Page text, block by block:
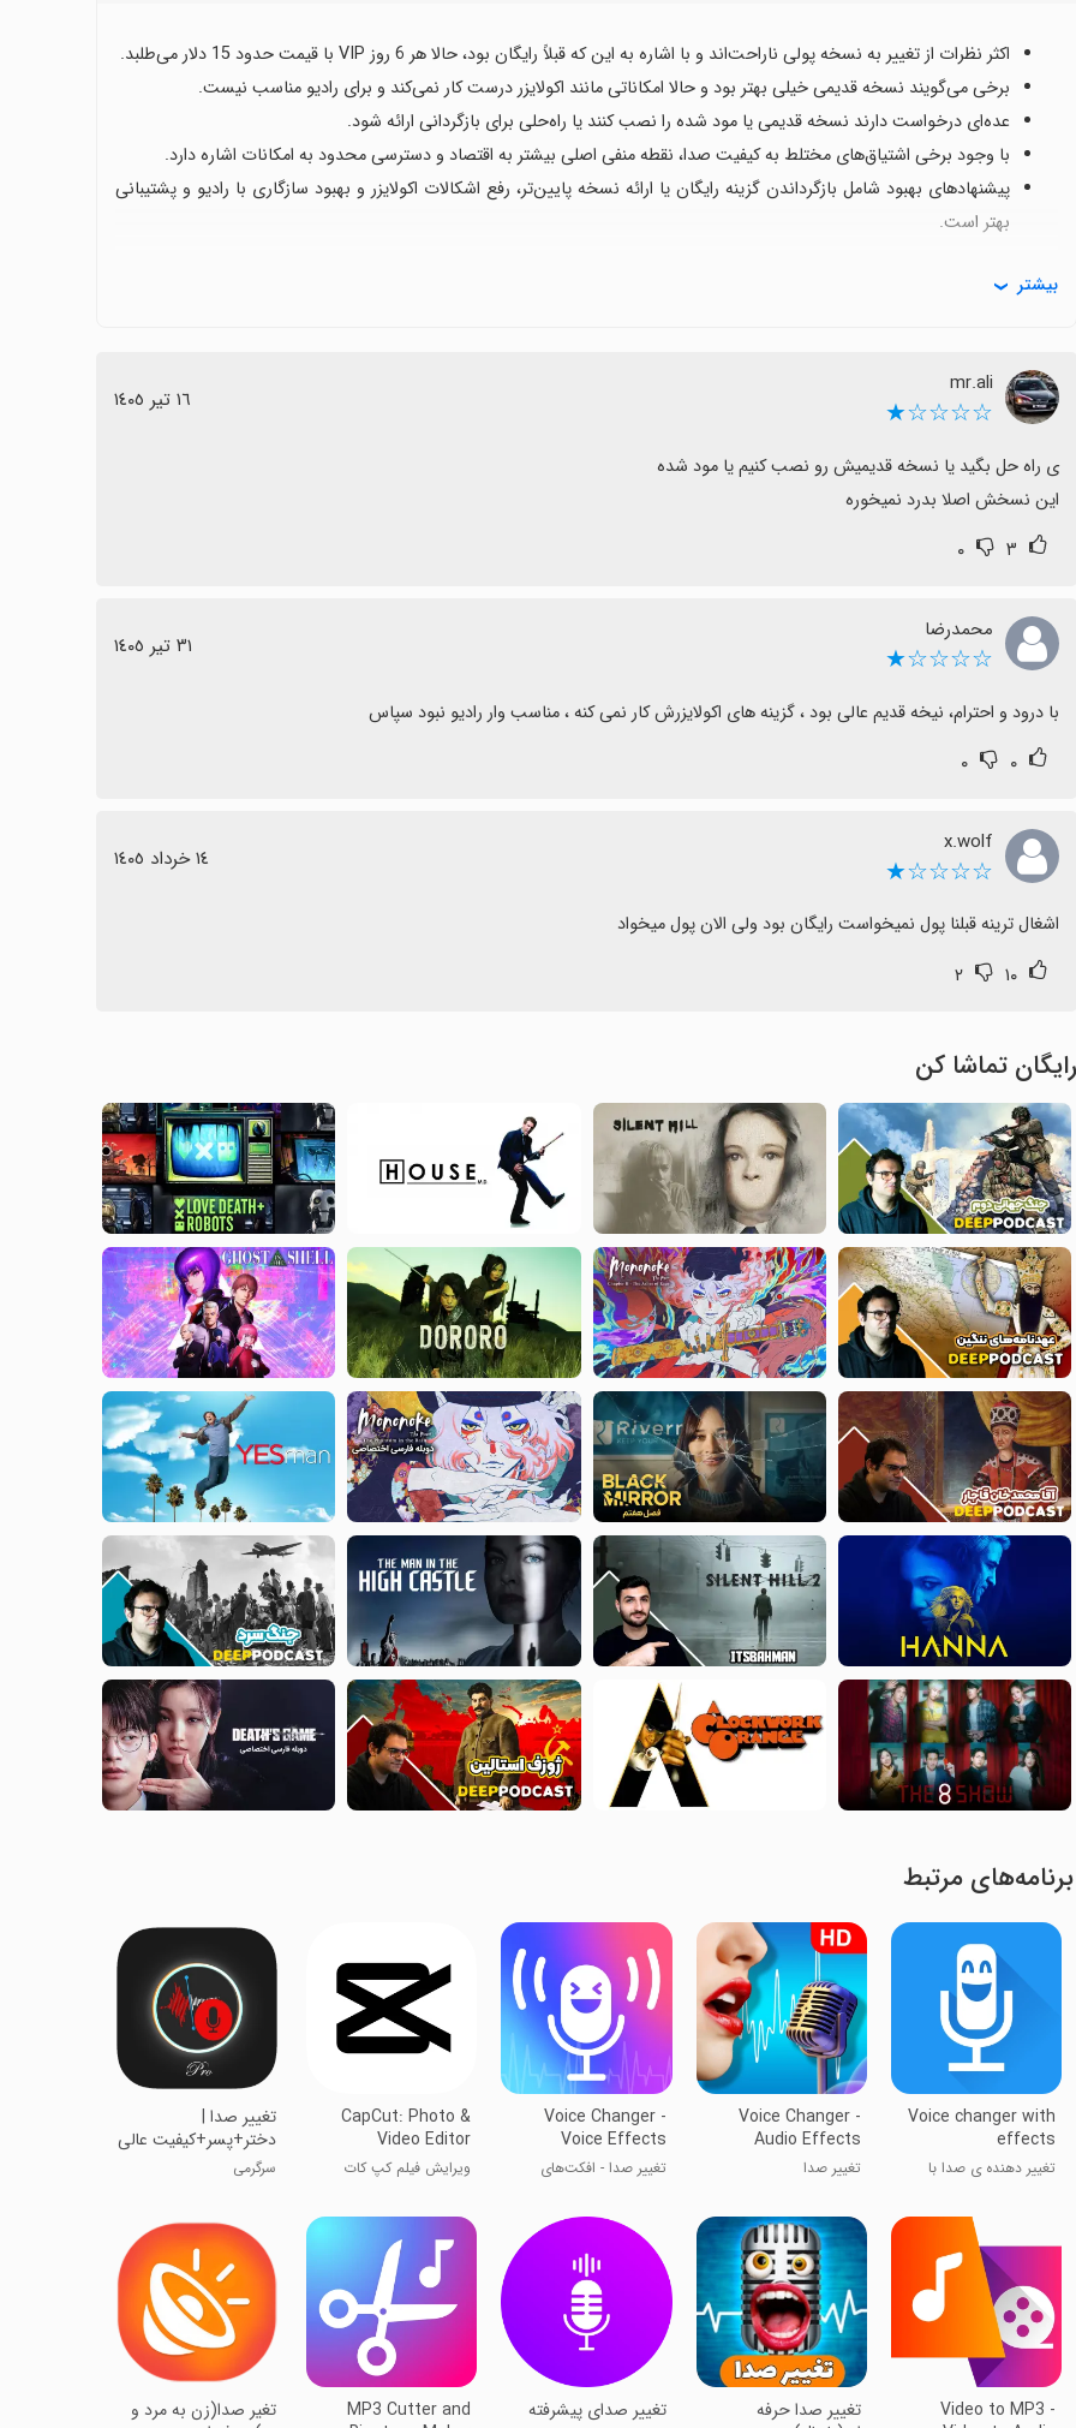
اکثر نظرات از تغییر به نسخه پولی ناراحت‌اند و با اشاره به این که قبلاً رایگان بود، حالا هر 6 روز VIP با قیمت حدود 15 دلار می‌طلبد.
برخی می‌گویند نسخه قدیمی خیلی بهتر بود و حالا امکاناتی مانند اکولایزر درست کار نمی‌کند و برای رادیو مناسب نیست.
عده‌ای درخواست دارند نسخه قدیمی یا مود شده را نصب کنند یا راه‌حلی برای بازگردانی ارائه شود.
با وجود برخی اشتیاق‌های مختلط به کیفیت صدا، نقطه منفی اصلی بیشتر به اقتصاد و دسترسی محدود به امکانات اشاره دارد.
پیشنهادهای بهبود شامل بازگرداندن گزینه رایگان یا ارائه نسخه پایین‌تر، رفع اشکالات اکولایزر و بهبود سازگاری با رادیو و پشتیبانی
بهتر است.
بیشتر
mr.ali
☆☆☆☆★ ١٦ تیر ١٤٠٥
این نسخش اصلا بدرد نمیخوره
۳ ۰
محمدرضا
☆☆☆☆★ ٣١ تیر ١٤٠٥
با درود و احترام، نیخه قدیم عالی بود ، گزینه های اکولایزرش کار نمی کنه ، مناسب وار رادیو نبود سپاس
۰ ۰
x.wolf
☆☆☆☆★ ١٤ خرداد ١٤٠٥
اشغال ترینه قبلنا پول نمیخواست رایگان بود ولی الان پول میخواد
۱۰ ۲
رایگان تماشا کن
برنامه‌های مرتبط
Voice changer with
effects
تغییر دهنده ی صدا با
Voice Changer -
Audio Effects
تغییر صدا
Voice Changer -
Voice Effects
تغییر صدا - افکت‌های
CapCut: Photo &
Video Editor
ویرایش فیلم کپ کات
تغییر صدا |
دختر+پسر+کیفیت عالی
سرگرمی
Video to MP3 -
تغییر صدا حرفه
تغییر صدای پیشرفته
MP3 Cutter and
تغیر صدا(زن به مرد و